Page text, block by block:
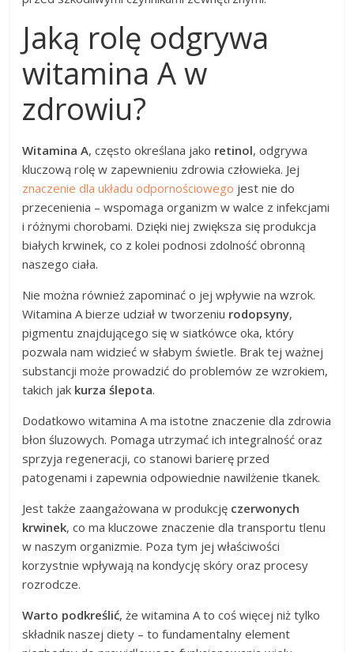
Jaką rolę odgrywa
witamina A w
zdrowiu?
Witamina A, często określana jako retinol, odgrywa
kluczową rolę w zapewnieniu zdrowia człowieka. Jej
znaczenie dla układu odpornościowego jest nie do
przecenienia – wspomaga organizm w walce z infekcjami
i różnymi chorobami. Dzięki niej zwiększa się produkcja
białych krwinek, co z kolei podnosi zdolność obronną
naszego ciała.
Nie można również zapominać o jej wpływie na wzrok.
Witamina A bierze udział w tworzeniu rodopsyny,
pigmentu znajdującego się w siatkówce oka, który
pozwala nam widzieć w słabym świetle. Brak tej ważnej
substancji może prowadzić do problemów ze wzrokiem,
takich jak kurza ślepota.
Dodatkowo witamina A ma istotne znaczenie dla zdrowia
błon śluzowych. Pomaga utrzymać ich integralność oraz
sprzyja regeneracji, co stanowi barierę przed
patogenami i zapewnia odpowiednie nawilżenie tkanek.
Jest także zaangażowana w produkcję czerwonych
krwinek, co ma kluczowe znaczenie dla transportu tlenu
w naszym organizmie. Poza tym jej właściwości
korzystnie wpływają na kondycję skóry oraz procesy
rozrodcze.
Warto podkreślić, że witamina A to coś więcej niż tylko
składnik naszej diety – to fundamentalny element